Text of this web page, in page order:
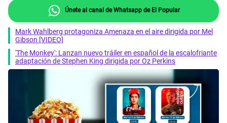
Únete al canal de Whatsapp de El Popular
Mark Wahlberg protagoniza Amenaza en el aire dirigida por Mel
Gibson [VIDEO]
'The Monkey': Lanzan nuevo tráiler en español de la escalofriante
adaptación de Stephen King dirigida por Oz Perkins